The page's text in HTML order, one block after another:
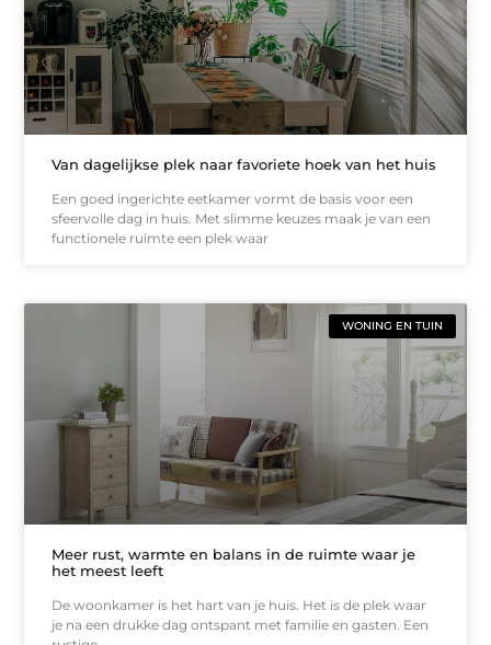
Van dagelijkse plek naar favoriete hoek van het huis
Een goed ingerichte eetkamer vormt de basis voor een
sfeervolle dag in huis. Met slimme keuzes maak je van een
functionele ruimte een plek waar
WONING EN TUIN
Meer rust, warmte en balans in de ruimte waar je
het meest leeft
De woonkamer is het hart van je huis. Het is de plek waar
je na een drukke dag ontspant met familie en gasten. Een